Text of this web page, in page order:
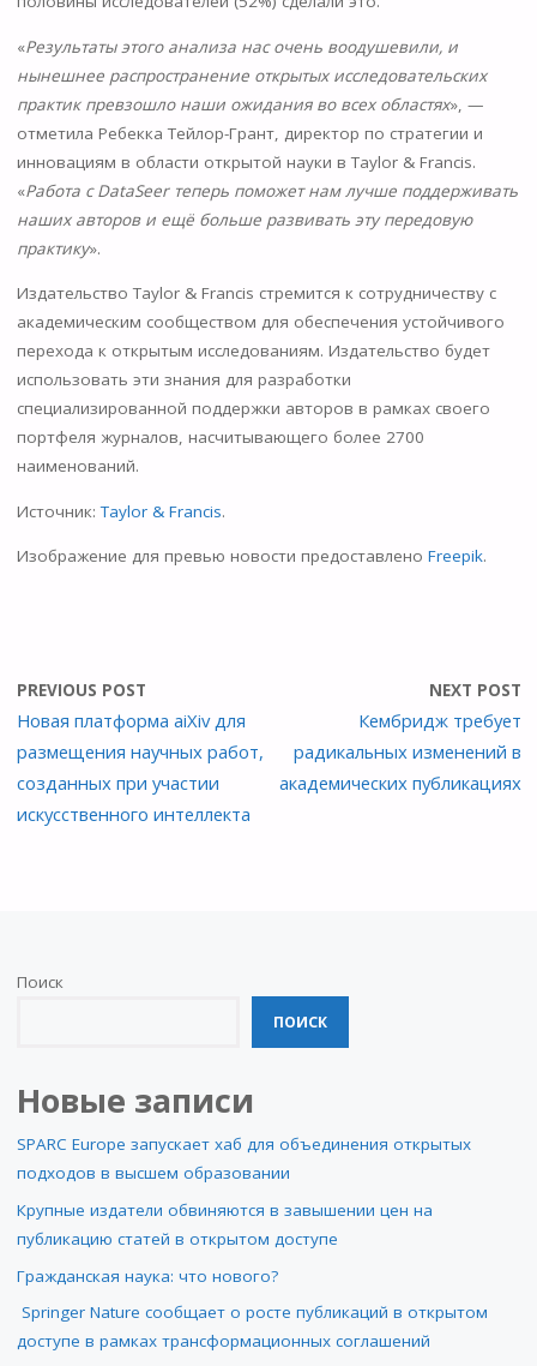
«Результаты этого анализа нас очень воодушевили, и
нынешнее распространение открытых исследовательских
практик превзошло наши ожидания во всех областях», —
отметила Ребекка Тейлор-Грант, директор по стратегии и
инновациям в области открытой науки в Taylor & Francis.
«Работа с DataSeer теперь поможет нам лучше поддерживать
наших авторов и ещё больше развивать эту передовую
практику».
Издательство Taylor & Francis стремится к сотрудничеству с
академическим сообществом для обеспечения устойчивого
перехода к открытым исследованиям. Издательство будет
использовать эти знания для разработки
специализированной поддержки авторов в рамках своего
портфеля журналов, насчитывающего более 2700
наименований.
Источник:Taylor & Francis.
Изображение для превью новости предоставлено Freepik.
PREVIOUS POST
Новая платформа aiXiv для
размещения научных работ,
созданных при участии
искусственного интеллекта
NEXT POST
Кембридж требует
радикальных изменений в
академических публикациях
Поиск
ПОИСК
Новые записи
SPARC Europe запускает хаб для объединения открытых
подходов в высшем образовании
Крупные издатели обвиняются в завышении цен на
публикацию статей в открытом доступе
Гражданская наука: что нового?
Springer Nature сообщает о росте публикаций в открытом
доступе в рамках трансформационных соглашений